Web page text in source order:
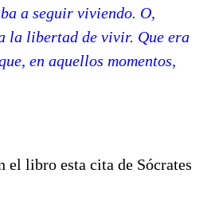
a seguir viviendo. O,
la libertad de vivir. Que era
en aquellos momentos,
el libro esta cita de Sócrates